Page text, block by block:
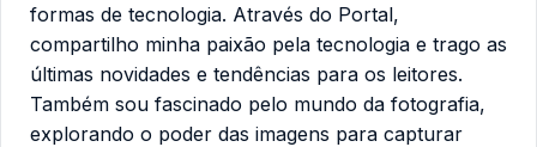
formas de tecnologia. Através do Portal,
compartilho minha paixão pela tecnologia e trago as
últimas novidades e tendências para os leitores.
Também sou fascinado pelo mundo da fotografia,
explorando o poder das imagens para capturar